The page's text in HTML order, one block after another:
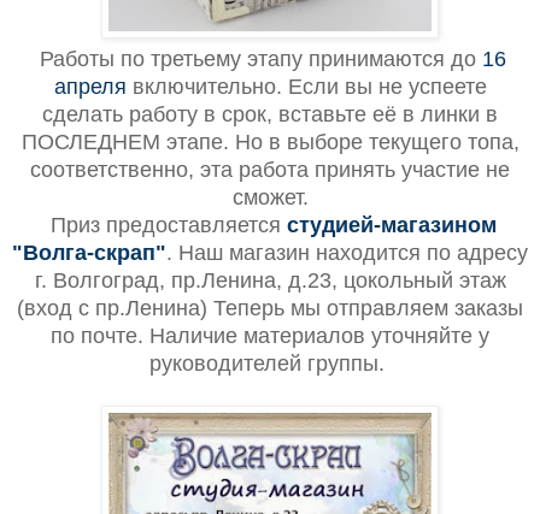
Работы по третьему этапу принимаются до 16
апреля включительно. Если вы не успеете
сделать работу в срок, вставьте её в линки в
ПОСЛЕДНЕМ этапе. Но в выборе текущего топа,
соответственно, эта работа принять участие не
сможет.
Приз предоставляется студией-магазином
"Волга-скрап". Наш магазин находится по адресу
г. Волгоград, пр.Ленина, д.23, цокольный этаж
(вход с пр.Ленина) Теперь мы отправляем заказы
по почте. Наличие материалов уточняйте у
руководителей группы.